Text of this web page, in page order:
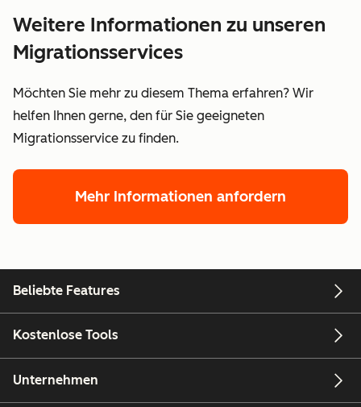
Weitere Informationen zu unseren
Migrationsservices
Möchten Sie mehr zu diesem Thema erfahren? Wir
helfen Ihnen gerne, den für Sie geeigneten
Migrationsservice zu finden.
Mehr Informationen anfordern
Beliebte Features
Kostenlose Tools
Unternehmen